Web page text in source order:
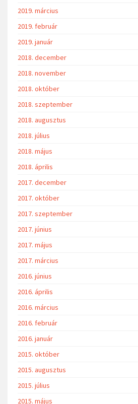
2019. március
2019. február
2019. január
2018. december
2018. november
2018. október
2018. szeptember
2018. augusztus
2018. július
2018. május
2018. április
2017. december
2017. október
2017. szeptember
2017. június
2017. május
2017. március
2016. június
2016. április
2016. március
2016. február
2016. január
2015. október
2015. augusztus
2015. július
2015. május